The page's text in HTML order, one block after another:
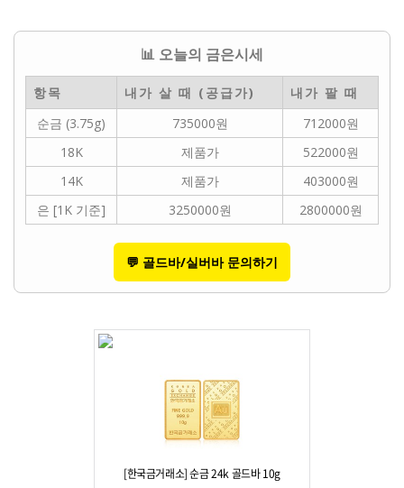
📊 오늘의 금은시세
항목 내가 살 때 (공급가)
내가 팔 때
순금 (3.75g)
735000원
712000원
18K
제품가
522000원
14K
제품가
403000원
은 [1K 기준]
3250000원 2800000원
💬 골드바/실버바 문의하기